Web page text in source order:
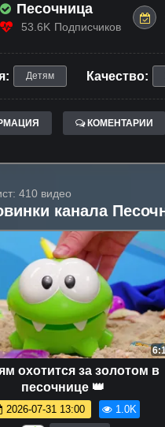
Песочница
53.6K Подписчиков
Детям Качество:
КОМЕНТАРИИ
410 видео
канала
охотится за золотом в
песочнице 👑
2026-07-31 13:00 1.0K